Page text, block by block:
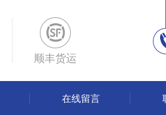
顺丰货运
在线留言